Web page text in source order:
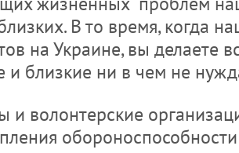
В то время, когда
на Украине, вы делаете
и близкие ни в чем не
и волонтерские
обороноспособности